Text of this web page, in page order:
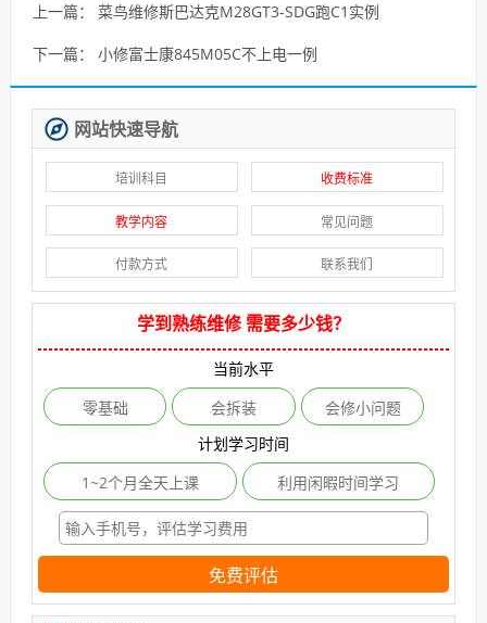
上一篇： 菜鸟维修斯巴达克M28GT3-SDG跑C1实例
下一篇： 小修富士康845M05C不上电一例
网站快速导航
培训科目 收费标准
教学内容 常见问题
付款方式 联系我们
学到熟练维修 需要多少钱？
当前水平
零基础
会拆装
会修小问题
计划学习时间
1~2个月全天上课
利用闲暇时间学习
免费评估